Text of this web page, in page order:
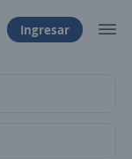
Ingresar